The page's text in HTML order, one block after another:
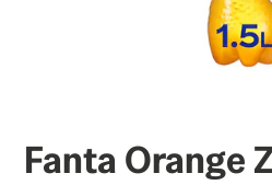
Fanta Orange